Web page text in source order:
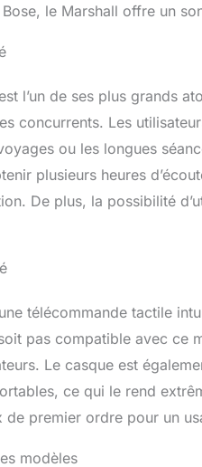
le Marshall offre un
l’un de ses plus grands
concurrents. Les
ou les longues
plusieurs heures
De plus, la possibilité
télécommande tactile
pas compatible avec
Le casque est
ce qui le rend
de premier ordre pour un
modèles